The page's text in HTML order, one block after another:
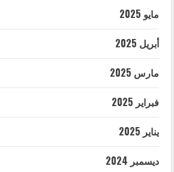
مايو 2025
أبريل 2025
مارس 2025
فبراير 2025
يناير 2025
ديسمبر 2024